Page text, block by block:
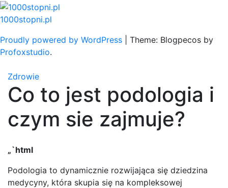
Skip
to
1000stopni.pl
Proudly powered by WordPress
Theme: Blogpecos by
Profoxstudio.
Zdrowie
Co to jest podologia i
czym sie zajmuje?
„`html
Podologia to dynamicznie rozwijająca się dziedzina
medycyny, która skupia się na kompleksowej